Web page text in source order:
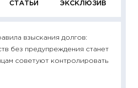
СТАТЬИ ЭКСКЛЮЗИВ
взыскания долгов:
без предупреждения станет
советуют контролировать